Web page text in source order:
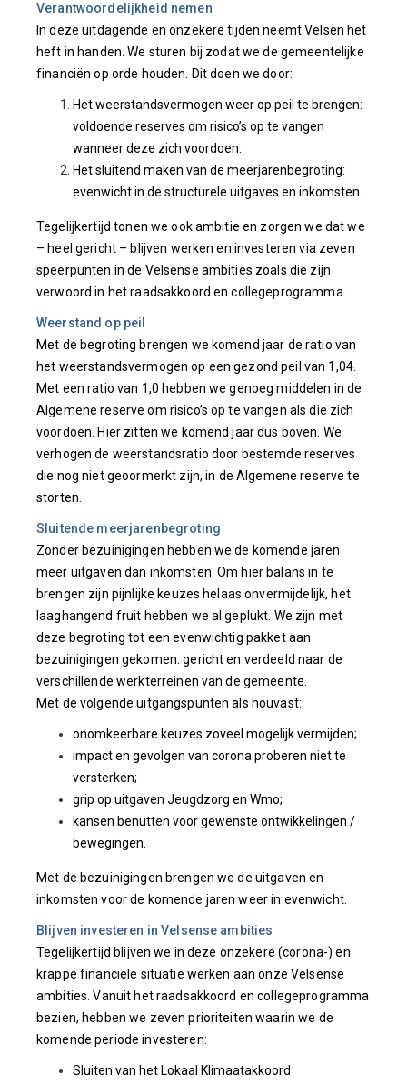
Verantwoordelijkheid nemen
In deze uitdagende en onzekere tijden neemt Velsen het
heft in handen. We sturen bij zodat we de gemeentelijke
financiën op orde houden. Dit doen we door:
Het weerstandsvermogen weer op peil te brengen:
voldoende reserves om risico’s op te vangen
wanneer deze zich voordoen.
Het sluitend maken van de meerjarenbegroting:
evenwicht in de structurele uitgaves en inkomsten.
Tegelijkertijd tonen we ook ambitie en zorgen we dat we
– heel gericht – blijven werken en investeren via zeven
speerpunten in de Velsense ambities zoals die zijn
verwoord in het raadsakkoord en collegeprogramma.
Weerstand op peil
Met de begroting brengen we komend jaar de ratio van
het weerstandsvermogen op een gezond peil van 1,04.
Met een ratio van 1,0 hebben we genoeg middelen in de
Algemene reserve om risico’s op te vangen als die zich
voordoen. Hier zitten we komend jaar dus boven. We
verhogen de weerstandsratio door bestemde reserves
die nog niet geoormerkt zijn, in de Algemene reserve te
storten.
Sluitende meerjarenbegroting
Zonder bezuinigingen hebben we de komende jaren
meer uitgaven dan inkomsten. Om hier balans in te
brengen zijn pijnlijke keuzes helaas onvermijdelijk, het
laaghangend fruit hebben we al geplukt. We zijn met
deze begroting tot een evenwichtig pakket aan
bezuinigingen gekomen: gericht en verdeeld naar de
verschillende werkterreinen van de gemeente.
Met de volgende uitgangspunten als houvast:
onomkeerbare keuzes zoveel mogelijk vermijden;
impact en gevolgen van corona proberen niet te
versterken;
grip op uitgaven Jeugdzorg en Wmo;
kansen benutten voor gewenste ontwikkelingen /
bewegingen.
Met de bezuinigingen brengen we de uitgaven en
inkomsten voor de komende jaren weer in evenwicht.
Blijven investeren in Velsense ambities
Tegelijkertijd blijven we in deze onzekere (corona-) en
krappe financiële situatie werken aan onze Velsense
ambities. Vanuit het raadsakkoord en collegeprogramma
bezien, hebben we zeven prioriteiten waarin we de
komende periode investeren:
Sluiten van het Lokaal Klimaatakkoord